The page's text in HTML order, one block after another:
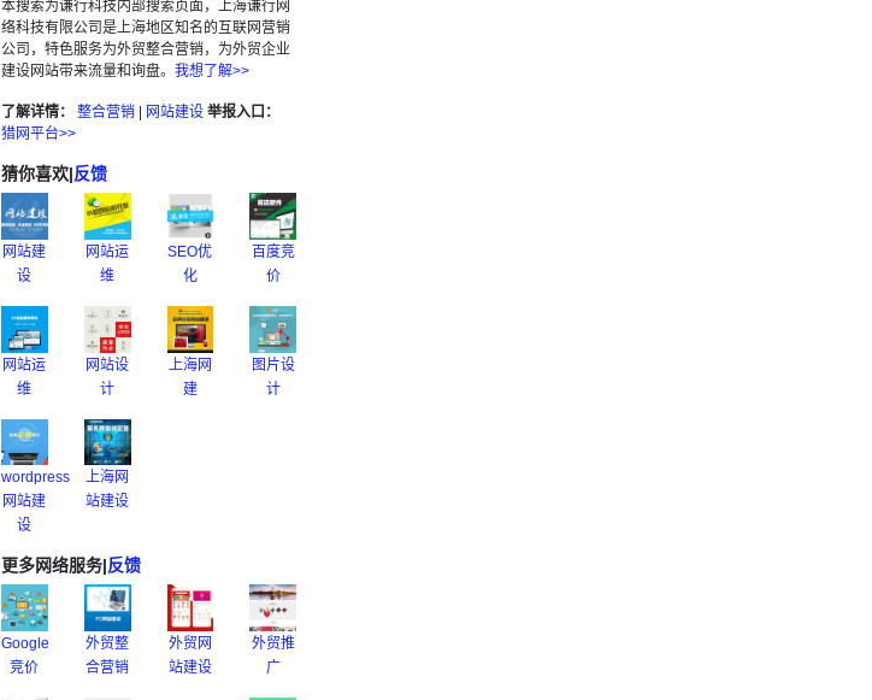
本搜索为谦行科技内部搜索页面，上海谦行网
络科技有限公司是上海地区知名的互联网营销
公司，特色服务为外贸整合营销，为外贸企业
建设网站带来流量和询盘。 我想了解>>
了解详情： 整合营销 网站建设 举报入口：
猎网平台>>
猜你喜欢|反馈
网站建
设
网站运
维
SEO优
化
百度竞
价
网站运
维
网站设
计
上海网
建
图片设
计
wordpress
网站建
设
上海网
站建设
更多网络服务|反馈
Google
竞价
外贸整
合营销
外贸网
站建设
外贸推
广